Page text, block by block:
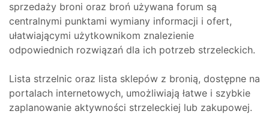
sprzedaży broni oraz broń używana forum są
centralnymi punktami wymiany informacji i ofert,
ułatwiającymi użytkownikom znalezienie
odpowiednich rozwiązań dla ich potrzeb strzeleckich.
Lista strzelnic oraz lista sklepów z bronią, dostępne na
portalach internetowych, umożliwiają łatwe i szybkie
zaplanowanie aktywności strzeleckiej lub zakupowej.